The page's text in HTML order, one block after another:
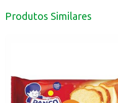
Produtos Similares